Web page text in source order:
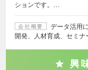
ションです。…
会社概要
データ活用
開発、人材育成、セミ
興